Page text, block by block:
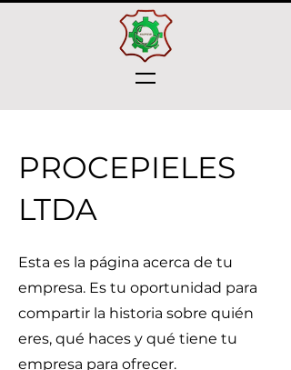
PROCEPIELES
LTDA
Esta es la página acerca de tu
empresa. Es tu oportunidad para
compartir la historia sobre quién
eres, qué haces y qué tiene tu
empresa para ofrecer.